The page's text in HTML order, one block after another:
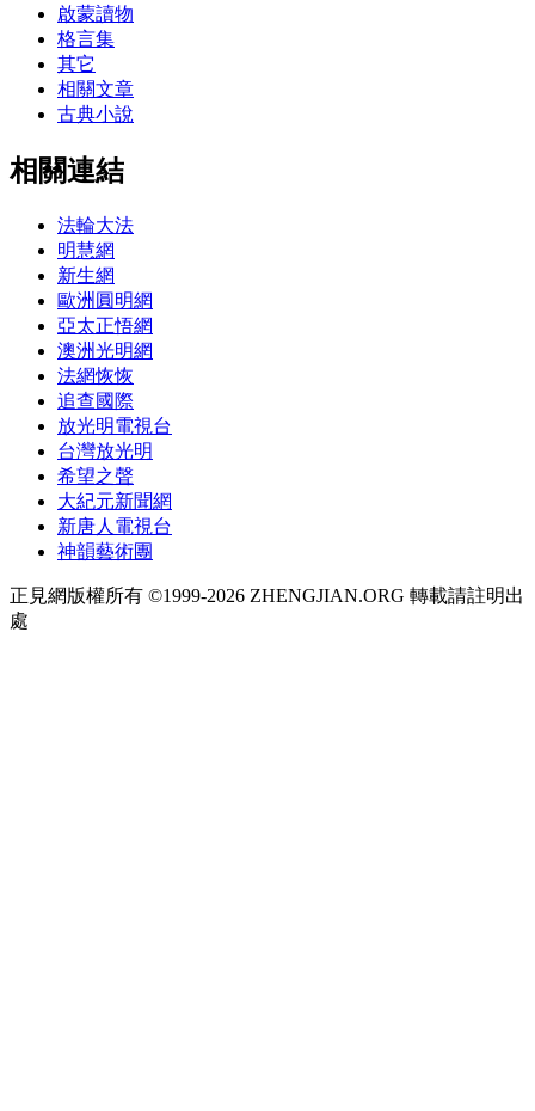
啟蒙讀物
格言集
其它
相關文章
古典小說
相關連結
法輪大法
明慧網
新生網
歐洲圓明網
亞太正悟網
澳洲光明網
法網恢恢
追查國際
放光明電視台
台灣放光明
希望之聲
大紀元新聞網
新唐人電視台
神韻藝術團
正見網版權所有 ©1999-2026 ZHENGJIAN.ORG 轉載請註明出
處